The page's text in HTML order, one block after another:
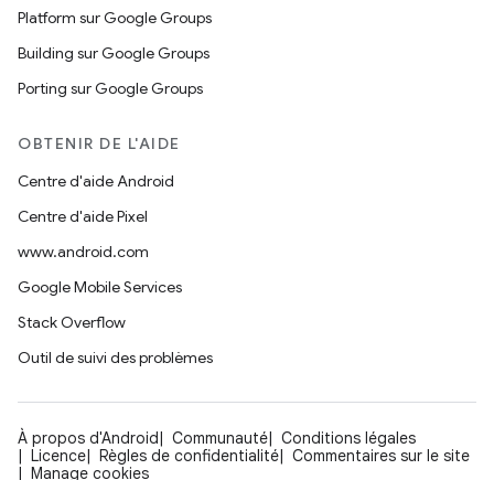
Platform sur Google Groups
Building sur Google Groups
Porting sur Google Groups
OBTENIR DE L'AIDE
Centre d'aide Android
Centre d'aide Pixel
www.android.com
Google Mobile Services
Stack Overflow
Outil de suivi des problèmes
À propos d'Android Communauté
Conditions légales
Licence
Règles de confidentialité
Commentaires sur le site
Manage cookies